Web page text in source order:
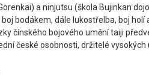
a ninjutsu (škola Bujinkan
bodákem, dále lukostřelba, boj holí
čínského bojového umění taiji
české osobnosti, držitelé